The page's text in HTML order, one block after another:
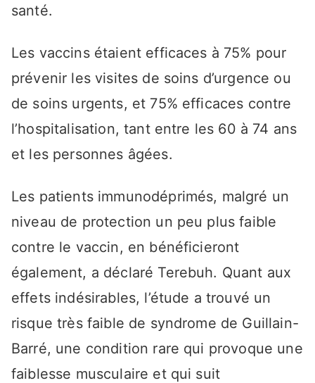
santé.
Les vaccins étaient efficaces à 75% pour
prévenir les visites de soins d’urgence ou
de soins urgents, et 75% efficaces contre
l’hospitalisation, tant entre les 60 à 74 ans
et les personnes âgées.
Les patients immunodéprimés, malgré un
niveau de protection un peu plus faible
contre le vaccin, en bénéficieront
également, a déclaré Terebuh. Quant aux
effets indésirables, l’étude a trouvé un
risque très faible de syndrome de Guillain-
Barré, une condition rare qui provoque une
faiblesse musculaire et qui suit